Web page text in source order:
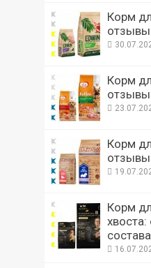
Корм
отзывы
Корм
отзывы
Корм
отзывы
Корм
состава